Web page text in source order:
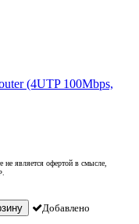
(4UTP 100Mbps,
не является офертой в смысле,
Добавлено